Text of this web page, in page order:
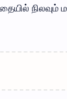
நிலவும்